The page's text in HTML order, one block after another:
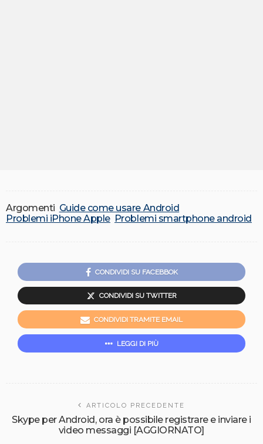
Argomenti Guide come usare Android
Problemi iPhone Apple Problemi smartphone android
CONDIVIDI SU FACEBBOK
CONDIVIDI SU TWITTER
CONDIVIDI TRAMITE EMAIL
LEGGI DI PIÙ
ARTICOLO PRECEDENTE
Skype per Android, ora è possibile registrare e inviare i
video messaggi [AGGIORNATO]